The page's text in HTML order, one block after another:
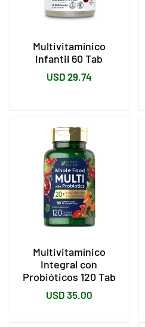
Multivitamínico
Infantil 60 Tab
Precio
USD 29.74
Multivitamínico
Integral con
Probióticos 120 Tab
Precio
USD 35.00